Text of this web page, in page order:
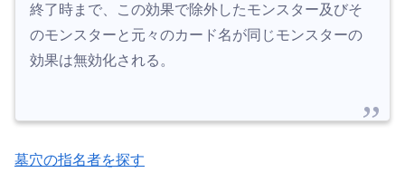
終了時まで、この効果で除外したモンスター及びそ
のモンスターと元々のカード名が同じモンスターの
効果は無効化される。
墓穴の指名者を探す